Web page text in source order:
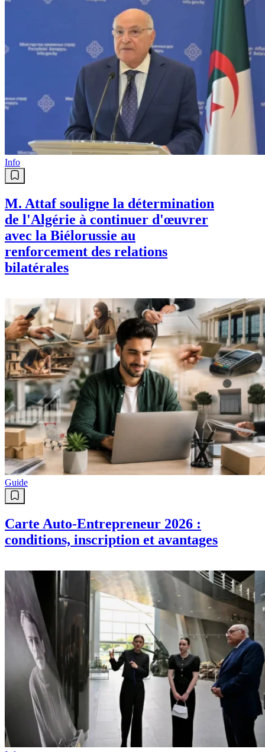
Info
M. Attaf souligne la détermination
de l'Algérie à continuer d'œuvrer
avec la Biélorussie au
renforcement des relations
bilatérales
Guide
Carte Auto-Entrepreneur 2026 :
conditions, inscription et avantages